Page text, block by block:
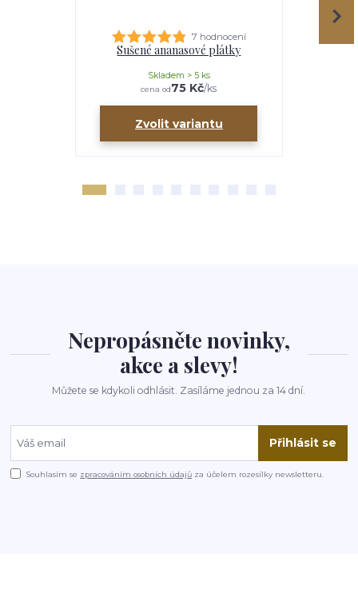
7 hodnocení
Sušené ananasové plátky
cena od75 Kč/ks
Skladem > 5 ks
Zvolit variantu
Nepropásněte novinky,
akce a slevy!
Můžete se kdykoli odhlásit. Zasíláme jednou za 14 dní.
Přihlásit se
Souhlasím se zpracováním osobních údajů za účelem rozesílky newsletteru.